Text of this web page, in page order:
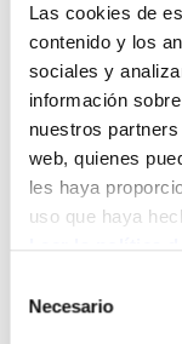
Las cookies de
contenido y los
sociales y
información
nuestros
web, quienes
les haya
uso que haya
Necesario
Muchas de las
políticas de
son, como dicen
servicios
necesarios
sean
clase, llevada a
bienestar,
el objetivo
inversiones.